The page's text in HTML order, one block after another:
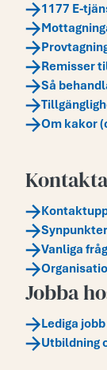
1177 E-
Remisser
Så
Om kakor
Vanliga
Jobba
Lediga jobb
Utbildning